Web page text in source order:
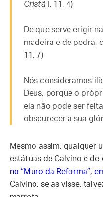
Cristã I, 11, 4)
De que serve erigir
madeira e de pedra,
11, 7)
Nós consideramos
Deus, porque o
ela não pode ser
obscurecer a sua
Mesmo assim, qualquer
estátuas de Calvino e de
no “Muro da Reforma”,
Calvino, se as visse,